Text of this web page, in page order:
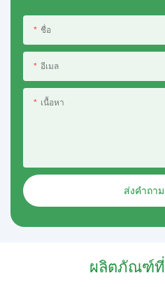
ชื่อ
อีเมล
เนื้อหา
ส่งคำถา
ผลิตภัณฑ์ที่